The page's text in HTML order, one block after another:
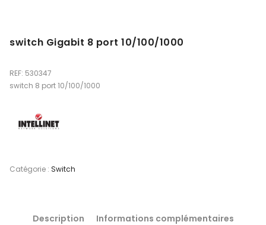
switch Gigabit 8 port 10/100/1000
REF: 530347
switch 8 port 10/100/1000
Catégorie : Switch
Description
Informations complémentaires